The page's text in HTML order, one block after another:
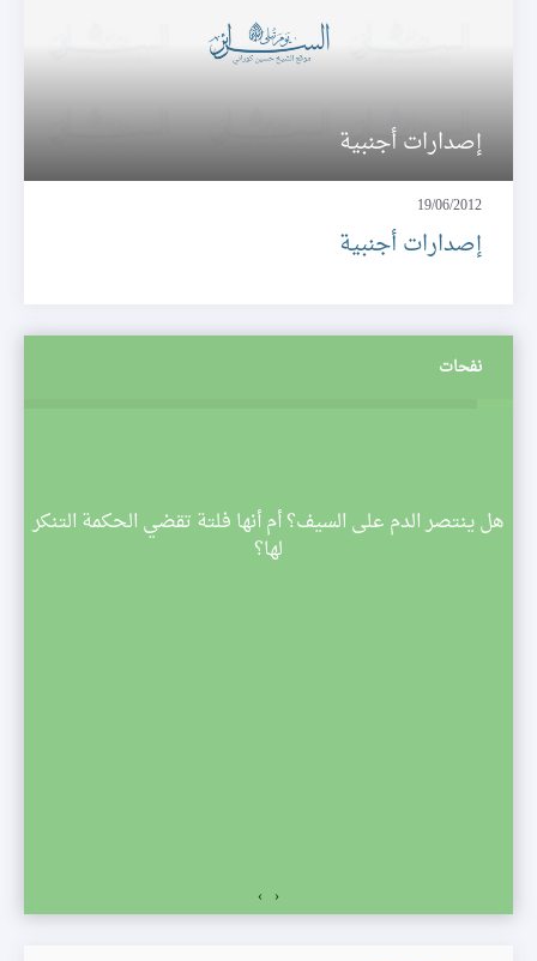
إصدارات أجنبية
19/06/2012
إصدارات أجنبية
نفحات
هل ينتصر الدم على السيف؟ أم أنها فلتة تقضي الحكمة التنكر
لها؟
‹
›